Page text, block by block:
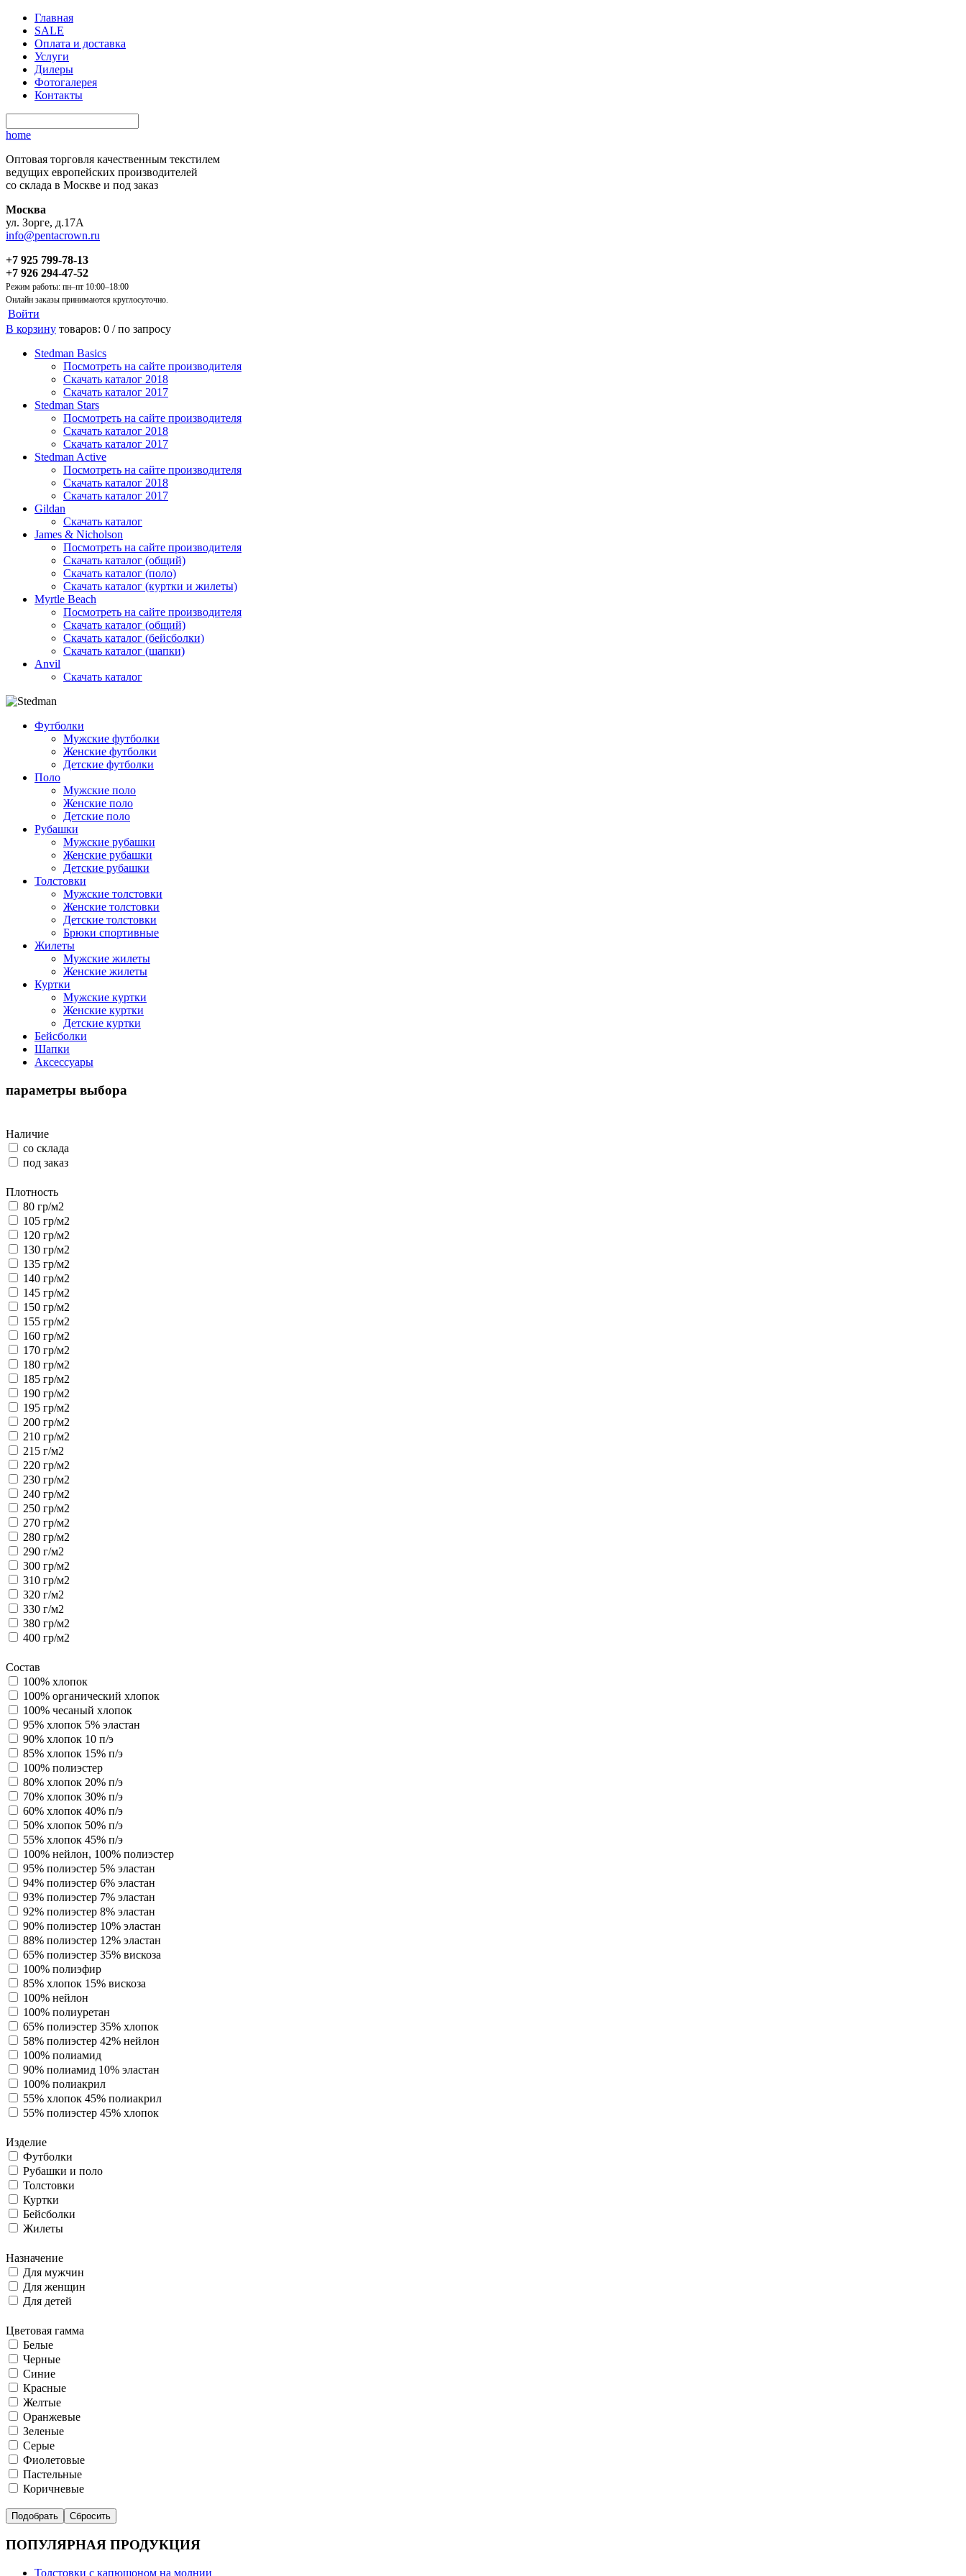
Главная
SALE
Оплата и доставка
Услуги
Дилеры
Фотогалерея
Контакты
home
Оптовая торговля качественным текстилем
ведущих европейских производителей
со склада в Москве и под заказ
Москва
ул. Зорге, д.17А
info@pentacrown.ru
+7 925 799-78-13
+7 926 294-47-52
Режим работы: пн–пт 10:00–18:00
Онлайн заказы принимаются круглосуточно.
Войти
В корзину товаров: 0 /по запросу
Stedman Basics
Посмотреть на сайте производителя
Скачать каталог 2018
Скачать каталог 2017
Stedman Stars
Посмотреть на сайте производителя
Скачать каталог 2018
Скачать каталог 2017
Stedman Active
Посмотреть на сайте производителя
Скачать каталог 2018
Скачать каталог 2017
Gildan
Скачать каталог
James & Nicholson
Посмотреть на сайте производителя
Скачать каталог (общий)
Скачать каталог (поло)
Скачать каталог (куртки и жилеты)
Myrtle Beach
Посмотреть на сайте производителя
Скачать каталог (общий)
Скачать каталог (бейсболки)
Скачать каталог (шапки)
Anvil
Скачать каталог
Футболки
Мужские футболки
Женские футболки
Детские футболки
Поло
Мужские поло
Женские поло
Детские поло
Рубашки
Мужские рубашки
Женские рубашки
Детские рубашки
Толстовки
Мужские толстовки
Женские толстовки
Детские толстовки
Брюки спортивные
Жилеты
Мужские жилеты
Женские жилеты
Куртки
Мужские куртки
Женские куртки
Детские куртки
Бейсболки
Шапки
Аксессуары
параметры выбора
Наличие
со склада
под заказ
Плотность
80 гр/м2
105 гр/м2
120 гр/м2
130 гр/м2
135 гр/м2
140 гр/м2
145 гр/м2
150 гр/м2
155 гр/м2
160 гр/м2
170 гр/м2
180 гр/м2
185 гр/м2
190 гр/м2
195 гр/м2
200 гр/м2
210 гр/м2
215 г/м2
220 гр/м2
230 гр/м2
240 гр/м2
250 гр/м2
270 гр/м2
280 гр/м2
290 г/м2
300 гр/м2
310 гр/м2
320 г/м2
330 г/м2
380 гр/м2
400 гр/м2
Состав
100% хлопок
100% органический хлопок
100% чесаный хлопок
95% хлопок 5% эластан
90% хлопок 10 п/э
85% хлопок 15% п/э
100% полиэстер
80% хлопок 20% п/э
70% хлопок 30% п/э
60% хлопок 40% п/э
50% хлопок 50% п/э
55% хлопок 45% п/э
100% нейлон, 100% полиэстер
95% полиэстер 5% эластан
94% полиэстер 6% эластан
93% полиэстер 7% эластан
92% полиэстер 8% эластан
90% полиэстер 10% эластан
88% полиэстер 12% эластан
65% полиэстер 35% вискоза
100% полиэфир
85% хлопок 15% вискоза
100% нейлон
100% полиуретан
65% полиэстер 35% хлопок
58% полиэстер 42% нейлон
100% полиамид
90% полиамид 10% эластан
100% полиакрил
55% хлопок 45% полиакрил
55% полиэстер 45% хлопок
Изделие
Футболки
Рубашки и поло
Толстовки
Куртки
Бейсболки
Жилеты
Назначение
Для мужчин
Для женщин
Для детей
Цветовая гамма
Белые
Черные
Синие
Красные
Желтые
Оранжевые
Зеленые
Серые
Фиолетовые
Пастельные
Коричневые
ПОПУЛЯРНАЯ ПРОДУКЦИЯ
Толстовки с капюшоном на молнии